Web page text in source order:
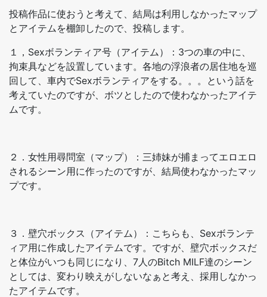
投稿作品に使おうと考えて、結局は利用しなかったマップ
とアイテムを棚卸したので、投稿します。
１，Sexボランティア号（アイテム）：3つの車の中に、
拘束具などを設置しています。各地の浮浪者の居住地を巡
回して、車内でSexボランティアをする。。。という話を
考えていたのですが、ボツとしたので使わなかったアイテ
ムです。
２．女性用尋問室（マップ）：三姉妹が捕まってエロエロ
されるシーン用に作ったのですが、結局使わなかったマッ
プです。
３．壁穴ボックス（アイテム）：こちらも、Sexボランテ
ィア用に作成したアイテムです。ですが、壁穴ボックスだ
と体位がいつも同じになり、7人のBitch MILF達のシーン
としては、変わり映えがしないなぁと考え、採用しなかっ
たアイテムです。